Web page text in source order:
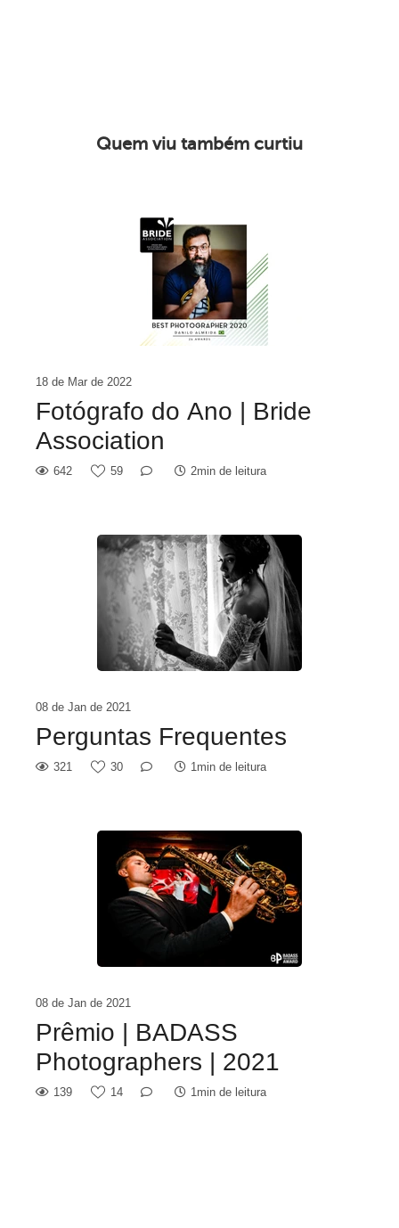
Quem viu também curtiu
18 de Mar de 2022
Fotógrafo do Ano | Bride
Association
642 59 2min de leitura
08 de Jan de 2021
Perguntas Frequentes
321 30 1min de leitura
08 de Jan de 2021
Prêmio | BADASS
Photographers | 2021
139 14 1min de leitura